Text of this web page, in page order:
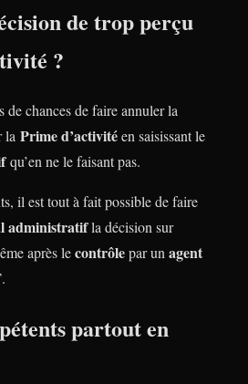
de trop perçu
?
de chances de faire annuler la
la Prime d’activitéen saisissant le
qu’en ne le faisant pas.
il est tout à fait possible de faire
administratifla décision sur
après lecontrôlepar un agent
.
partout en